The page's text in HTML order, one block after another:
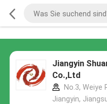
Jiangyin
Co.,Ltd
No.3, Weiye
Jiangyin,